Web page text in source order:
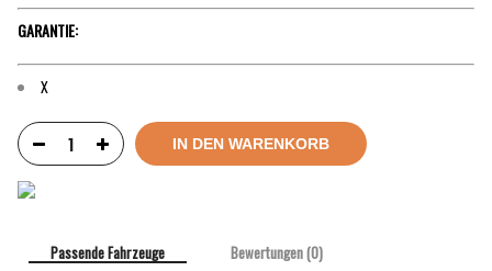
GARANTIE:
X
IN DEN WARENKORB
Passende Fahrzeuge Bewertungen (0)